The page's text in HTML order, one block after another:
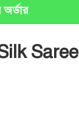
Saree